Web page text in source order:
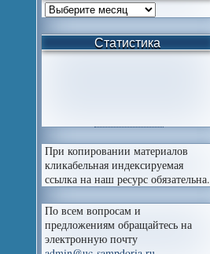
Статистика
При копировании материалов
кликабельная индексируемая
ссылка на наш ресурс обязательна.
По всем вопросам и
предложениям обращайтесь на
электронную почту